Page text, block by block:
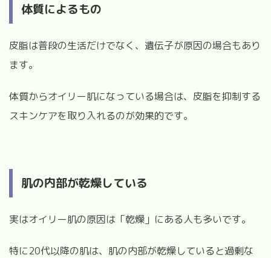
体質によるもの
皮脂は普段の生活だけでなく、遺伝子が原因の場合もあり
ます。
体質からオイリー肌になっている場合は、皮脂を抑制する
スキンケアを取り入れるのが効果的です。
肌の内部が乾燥している
実はオイリー肌の原因は「乾燥」にある人も多いです。
特に20代以降の肌は、肌の内部が乾燥していると過剰な